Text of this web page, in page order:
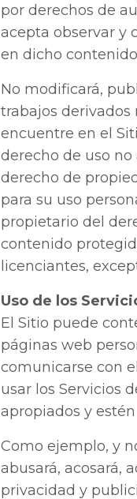
por derechos de
acepta observar y
en dicho
No modificará,
trabajos
encuentre en el
derecho de uso
derecho de
para su uso
propietario del
contenido
licenciantes,
Uso de los
El Sitio puede
páginas web
comunicarse con
usar los Servicios
apropiados y
Como ejemplo, y
abusará, acosará,
privacidad y